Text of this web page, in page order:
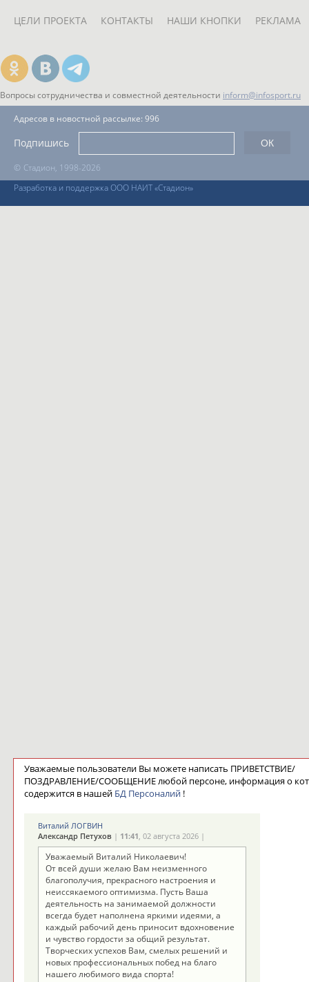
ЦЕЛИ ПРОЕКТА КОНТАКТЫ НАШИ КНОПКИ РЕКЛАМА
Вопросы сотрудничества и совместной деятельности inform@infosport.ru
© Стадион, 1998-2026
Разработка и поддержка ООО НАИТ «Стадион»
Адресов в новостной рассылке: 996
Подпишись
Уважаемые пользователи Вы можете написать ПРИВЕТСТВИЕ/
ПОЗДРАВЛЕНИЕ/СООБЩЕНИЕ любой персоне, информация о
содержится в нашей БД Персоналий!
Виталий ЛОГВИН
Александр Петухов| 11:41, 02 августа 2026 |
Уважаемый Виталий Николаевич!
От всей души желаю Вам неизменного
благополучия, прекрасного настроения и
неиссякаемого оптимизма. Пусть Ваша
деятельность на занимаемой должности
всегда будет наполнена яркими идеями, а
каждый рабочий день приносит вдохновение
и чувство гордости за общий результат.
Творческих успехов Вам, смелых решений и
новых профессиональных побед на благо
нашего любимого вида спорта!